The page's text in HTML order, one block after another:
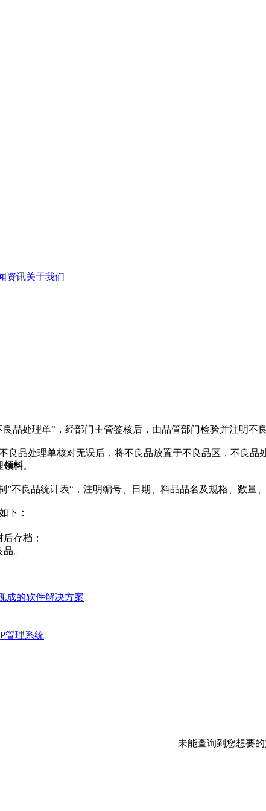
资讯关于我们
品处理单“，经部门主管签核后，由品管部门检验并注明不
良品处理单核对无误后，将不良品放置于不良品区，不良
领料。
”不良品统计表“，注明编号、日期、料品品名及规格、数
下：
存档；
。
成的软件解决方案
管理系统
未能查询到您想要